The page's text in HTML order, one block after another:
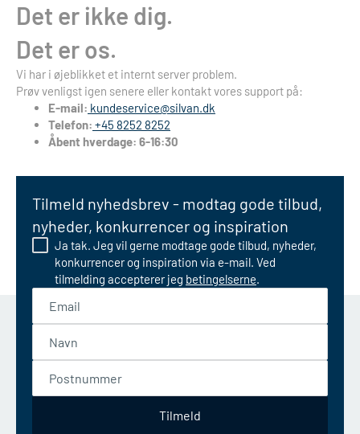
Det er ikke dig.
Det er os.
Vi har i øjeblikket et internt server problem.
Prøv venligst igen senere eller kontakt vores support på:
E-mail: kundeservice@silvan.dk
Telefon: +45 8252 8252
Åbent hverdage: 6-16:30
Tilmeld nyhedsbrev - modtag gode tilbud,
nyheder, konkurrencer og inspiration
Ja tak. Jeg vil gerne modtage gode tilbud, nyheder,
konkurrencer og inspiration via e-mail. Ved
tilmelding accepterer jeg betingelserne.
Tilmeld